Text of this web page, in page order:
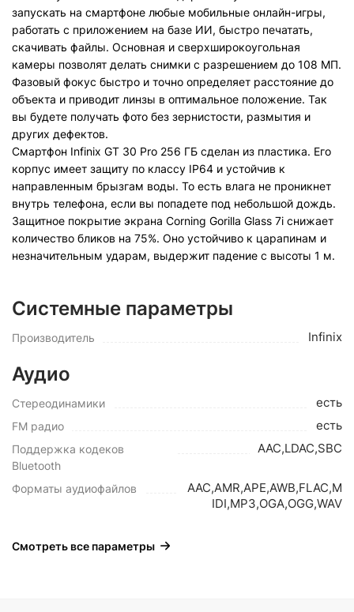
запускать на смартфоне любые мобильные онлайн-игры,
работать с приложением на базе ИИ, быстро печатать,
скачивать файлы. Основная и сверхширокоугольная
камеры позволят делать снимки с разрешением до 108 МП.
Фазовый фокус быстро и точно определяет расстояние до
объекта и приводит линзы в оптимальное положение. Так
вы будете получать фото без зернистости, размытия и
других дефектов.
Смартфон Infinix GT 30 Pro 256 ГБ сделан из пластика. Его
корпус имеет защиту по классу IP64 и устойчив к
направленным брызгам воды. То есть влага не проникнет
внутрь телефона, если вы попадете под небольшой дождь.
Защитное покрытие экрана Corning Gorilla Glass 7i снижает
количество бликов на 75%. Оно устойчиво к царапинам и
незначительным ударам, выдержит падение с высоты 1 м.
Системные параметры
Производитель Infinix
Аудио
Стереодинамики есть
FM радио есть
Поддержка кодеков
Bluetooth
AAC,LDAC,SBC
Форматы аудиофайлов
AAC,AMR,APE,AWB,FLAC,M
IDI,MP3,OGA,OGG,WAV
Смотреть все параметры